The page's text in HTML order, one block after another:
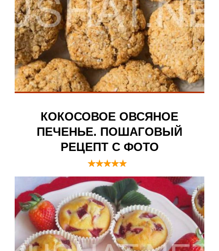
КОКОСОВОЕ ОВСЯНОЕ
ПЕЧЕНЬЕ. ПОШАГОВЫЙ
РЕЦЕПТ С ФОТО